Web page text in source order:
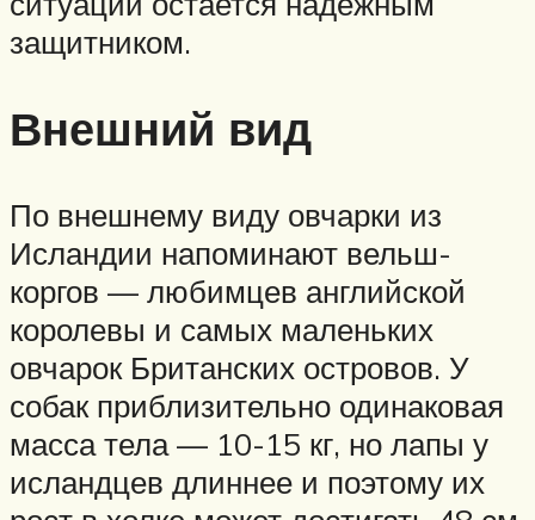
защитником.
Внешний вид
По внешнему виду овчарки из
Исландии напоминают вельш-
коргов — любимцев английской
королевы и самых маленьких
овчарок Британских островов. У
собак приблизительно одинаковая
масса тела — 10-15 кг, но лапы у
исландцев длиннее и поэтому их